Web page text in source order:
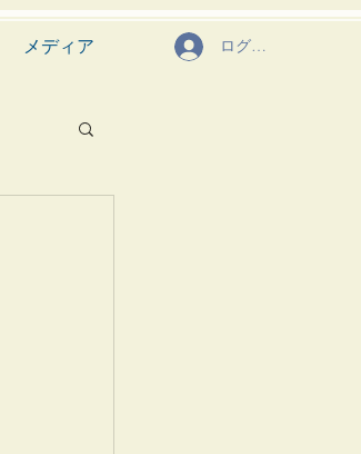
メディア ログイン